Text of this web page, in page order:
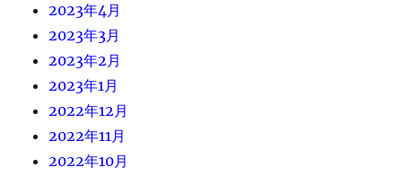
2023年4月
2023年3月
2023年2月
2023年1月
2022年12月
2022年11月
2022年10月